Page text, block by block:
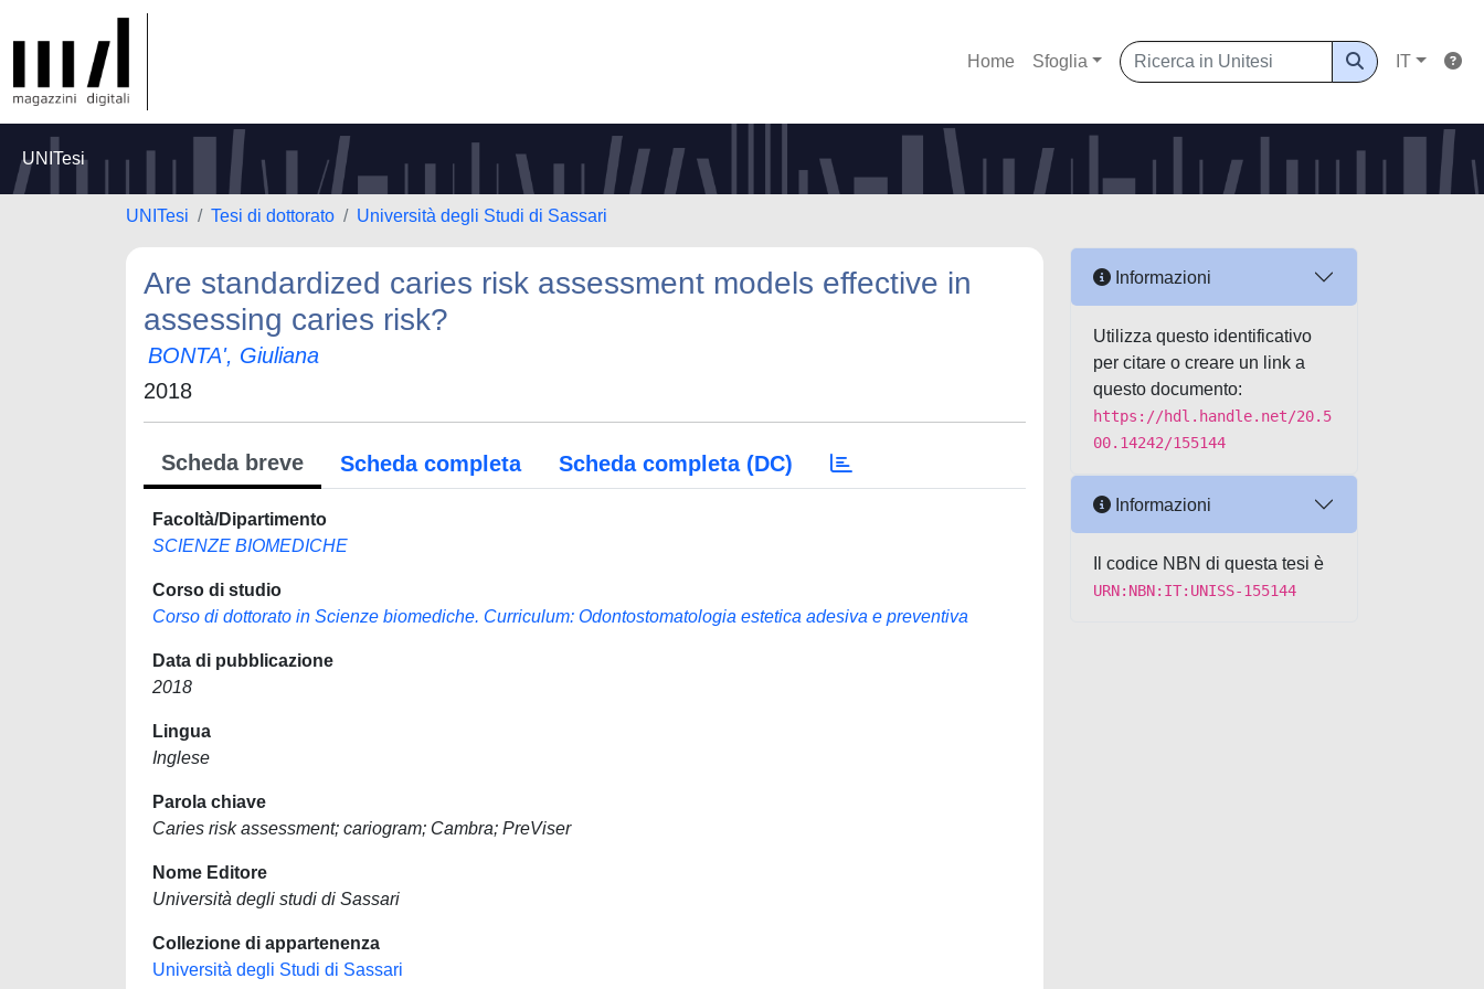
Home Sfoglia IT
UNITesi
UNITesi Tesi di dottorato Università degli Studi di Sassari
Are standardized caries risk assessment models effective in
assessing caries risk?
BONTA', Giuliana
2018
Scheda breve Scheda completa Scheda completa (DC)
Facoltà/Dipartimento
SCIENZE BIOMEDICHE
Corso di studio
Corso di dottorato in Scienze biomediche. Curriculum: Odontostomatologia estetica adesiva e preventiva
Data di pubblicazione
2018
Lingua
Inglese
Parola chiave
Caries risk assessment; cariogram; Cambra; PreViser
Nome Editore
Università degli studi di Sassari
Collezione di appartenenza
Università degli Studi di Sassari
Informazioni
Utilizza questo identificativo
per citare o creare un link a
questo documento:
https://hdl.handle.net/20.5
00.14242/155144
Informazioni
Il codice NBN di questa tesi è
URN:NBN:IT:UNISS-155144